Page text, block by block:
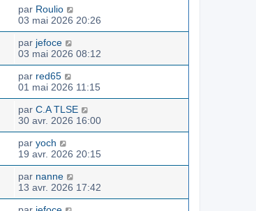
par Roulio
03 mai 2026 20:26
par jefoce
03 mai 2026 08:12
par red65
01 mai 2026 11:15
par C.A TLSE
30 avr. 2026 16:00
par yoch
19 avr. 2026 20:15
par nanne
13 avr. 2026 17:42